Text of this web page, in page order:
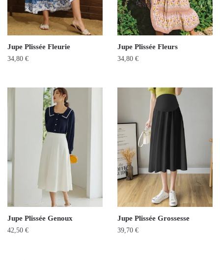
Jupe Plissée Fleurie
34,80 €
Jupe Plissée Fleurs
34,80 €
Jupe Plissée Genoux
42,50 €
Jupe Plissée Grossesse
39,70 €